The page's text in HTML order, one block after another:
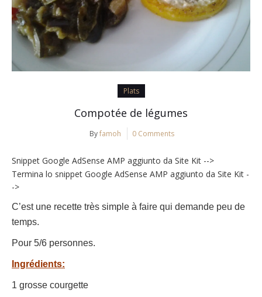
Plats
Compotée de légumes
Byfamoh 0 Comments
Snippet Google AdSense AMP aggiunto da Site Kit -->
Termina lo snippet Google AdSense AMP aggiunto da Site Kit -
->
C’est une recette très simple à faire qui demande peu de
temps.
Pour 5/6 personnes.
Ingrédients:
1 grosse courgette